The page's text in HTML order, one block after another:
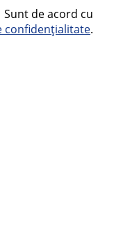
Sunt de acord cu
confidențialitate.